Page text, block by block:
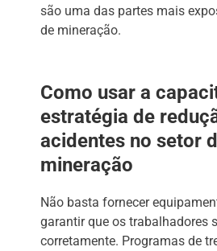
são uma das partes mais
de mineração.
Como usar a
estratégia de
acidentes no setor
mineração
Não basta fornecer
garantir que os trabalhadores
corretamente. Programas de